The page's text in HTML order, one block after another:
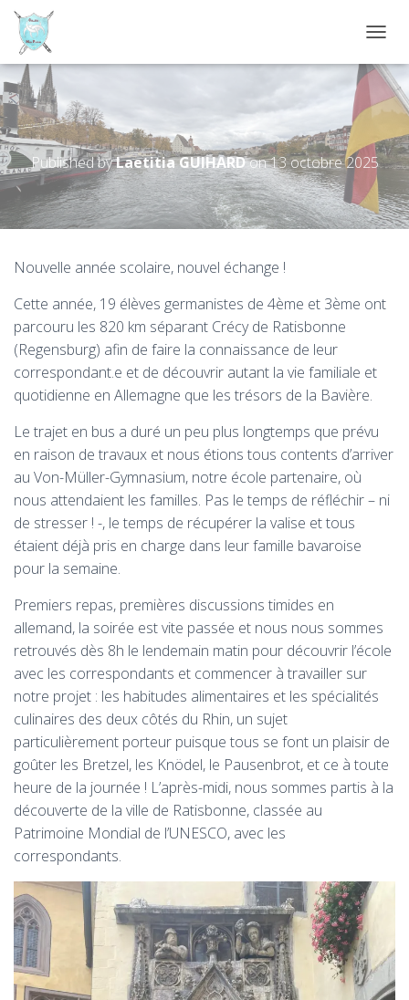
É
P
I
R
L
A
N
A
T
Schöne Grüße aus Regensburg!
Published byLaetitia GUIHARDon13 octobre 2025
Nouvelle année scolaire, nouvel échange !
Cette année, 19 élèves germanistes de 4ème et 3ème ont
parcouru les 820 km séparant Crécy de Ratisbonne
(Regensburg) afin de faire la connaissance de leur
correspondant.e et de découvrir autant la vie familiale et
quotidienne en Allemagne que les trésors de la Bavière.
Le trajet en bus a duré un peu plus longtemps que prévu
en raison de travaux et nous étions tous contents d’arriver
au Von-Müller-Gymnasium, notre école partenaire, où
nous attendaient les familles. Pas le temps de réfléchir – ni
de stresser ! -, le temps de récupérer la valise et tous
étaient déjà pris en charge dans leur famille bavaroise
pour la semaine.
Premiers repas, premières discussions timides en
allemand, la soirée est vite passée et nous nous sommes
retrouvés dès 8h le lendemain matin pour découvrir l’école
avec les correspondants et commencer à travailler sur
notre projet : les habitudes alimentaires et les spécialités
culinaires des deux côtés du Rhin, un sujet
particulièrement porteur puisque tous se font un plaisir de
goûter les Bretzel, les Knödel, le Pausenbrot, et ce à toute
heure de la journée ! L’après-midi, nous sommes partis à la
découverte de la ville de Ratisbonne, classée au
Patrimoine Mondial de l’UNESCO, avec les
correspondants.